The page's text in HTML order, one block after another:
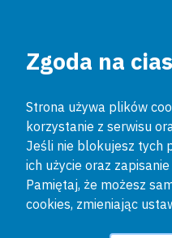
Zgoda na
Strona używa plików
korzystanie z serwisu
Jeśli nie blokujesz tych
ich użycie oraz
Pamiętaj, że możesz
cookies, zmieniając